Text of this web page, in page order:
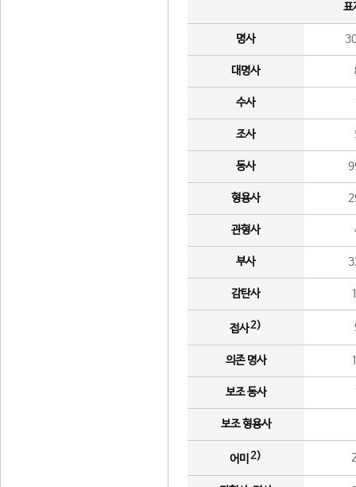
표
명사
대명사
수사
조사
동사
형용사
관형사
부사
감탄사
접사2)
의존 명사
보조 동사
보조 형용사
어미 2)